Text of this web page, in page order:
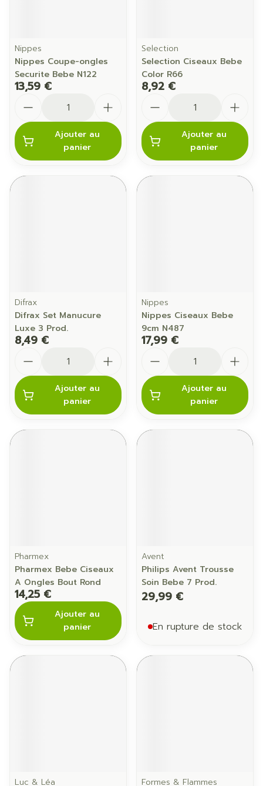
Nippes
Nippes Coupe-ongles
Securite Bebe N122
13,59 €
Ajouter au
panier
Selection
Selection Ciseaux Bebe
Color R66
8,92 €
Ajouter au
panier
Difrax
Difrax Set Manucure
Luxe 3 Prod.
8,49 €
Ajouter au
panier
Nippes
Nippes Ciseaux Bebe
9cm N487
17,99 €
Ajouter au
panier
Pharmex
Pharmex Bebe Ciseaux
A Ongles Bout Rond
14,25 €
Ajouter au
panier
Avent
Philips Avent Trousse
Soin Bebe 7 Prod.
29,99 €
En rupture de stock
Luc & Léa Formes & Flammes